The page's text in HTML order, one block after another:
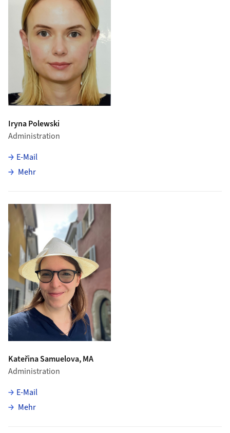
Iryna Polewski
Administration
E-Mail
Mehrüber Iryna Polewski
Kateřina Samuelova, MA
Administration
E-Mail
Mehrüber Kateřina Samuelova